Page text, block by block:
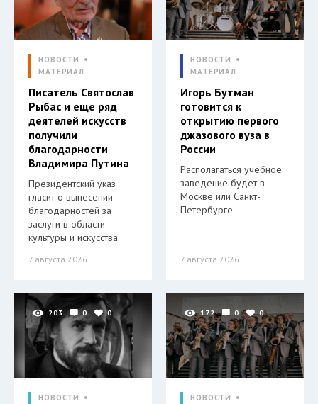
НОВОСТИ
МАТЕРИАЛ
Писатель Святослав
Рыбас и еще ряд
деятелей искусств
получили
благодарности
Владимира Путина
Президентский указ
гласит о вынесении
благодарностей за
заслуги в области
культуры и искусства.
7 августа 2026
НОВОСТИ
МАТЕРИАЛ
Игорь Бутман
готовится к
открытию первого
джазового вуза в
России
Располагаться учебное
заведение будет в
Москве или Санкт-
Петербурге.
7 августа 2026
203 0 0
НОВОСТИ
172 0 0
НОВОСТИ